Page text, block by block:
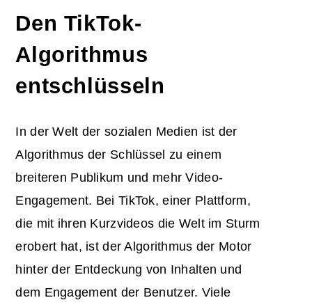
Den TikTok-
Algorithmus
entschlüsseln
In der Welt der sozialen Medien ist der
Algorithmus der Schlüssel zu einem
breiteren Publikum und mehr Video-
Engagement. Bei TikTok, einer Plattform,
die mit ihren Kurzvideos die Welt im Sturm
erobert hat, ist der Algorithmus der Motor
hinter der Entdeckung von Inhalten und
dem Engagement der Benutzer. Viele